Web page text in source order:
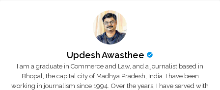
Updesh Awasthee
I am a graduate in Commerce and Law, and a journalist based in
Bhopal, the capital city of Madhya Pradesh, India. I have been
working in journalism since 1994. Over the years, I have served with